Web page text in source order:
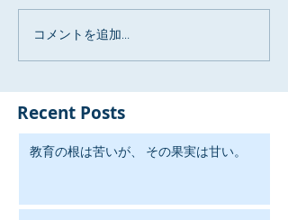
コメントを追加…
Recent Posts
教育の根は苦いが、 その果実は甘い。